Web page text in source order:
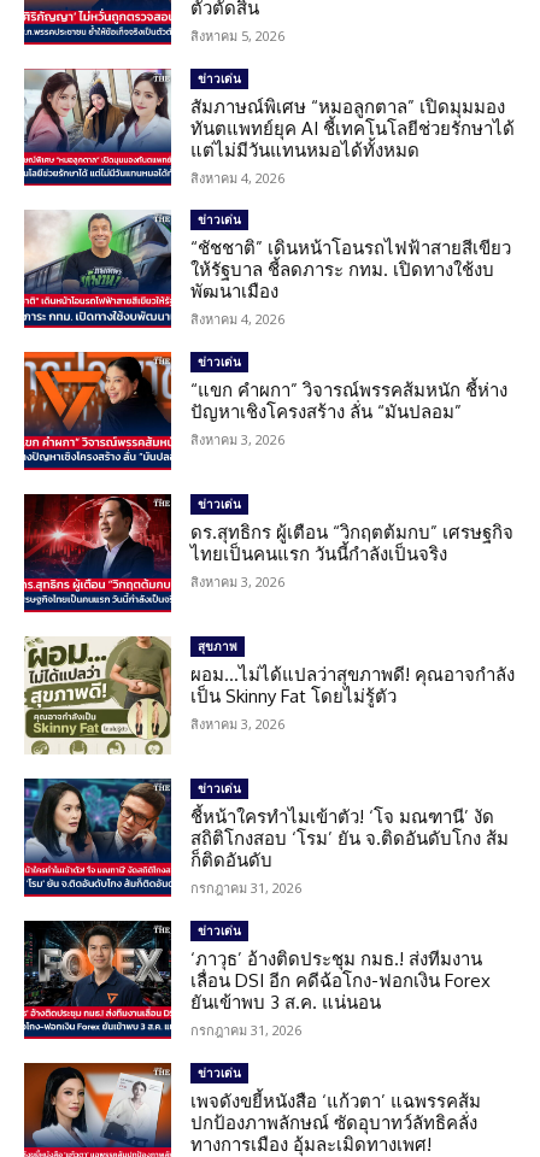
ตัวตัดสิน
สิงหาคม 5, 2026
ข่าวเด่น
สัมภาษณ์พิเศษ “หมอลูกตาล” เปิดมุมมอง
ทันตแพทย์ยุค AI ชี้เทคโนโลยีช่วยรักษาได้
แต่ไม่มีวันแทนหมอได้ทั้งหมด
สิงหาคม 4, 2026
ข่าวเด่น
“ชัชชาติ” เดินหน้าโอนรถไฟฟ้าสายสีเขียว
ให้รัฐบาล ชี้ลดภาระ กทม. เปิดทางใช้งบ
พัฒนาเมือง
สิงหาคม 4, 2026
ข่าวเด่น
“แขก คำผกา” วิจารณ์พรรคส้มหนัก ชี้ห่าง
ปัญหาเชิงโครงสร้าง ลั่น “มันปลอม”
สิงหาคม 3, 2026
ข่าวเด่น
ดร.สุทธิกร ผู้เตือน “วิกฤตต้มกบ” เศรษฐกิจ
ไทยเป็นคนแรก วันนี้กำลังเป็นจริง
สิงหาคม 3, 2026
สุขภาพ
ผอม…ไม่ได้แปลว่าสุขภาพดี! คุณอาจกำลัง
เป็น Skinny Fat โดยไม่รู้ตัว
สิงหาคม 3, 2026
ข่าวเด่น
ชี้หน้าใครทำไมเข้าตัว! ‘โจ มณฑานี’ งัด
สถิติโกงสอบ ‘โรม’ ยัน จ.ติดอันดับโกง ส้ม
ก็ติดอันดับ
กรกฎาคม 31, 2026
ข่าวเด่น
‘ภาวุธ’ อ้างติดประชุม กมธ.! ส่งทีมงาน
เลื่อน DSI อีก คดีฉ้อโกง-ฟอกเงิน Forex
ยันเข้าพบ 3 ส.ค. แน่นอน
กรกฎาคม 31, 2026
ข่าวเด่น
เพจดังขยี้หนังสือ ‘แก้วตา’ แฉพรรคส้ม
ปกป้องภาพลักษณ์ ซัดอุบาทว์ลัทธิคลั่ง
ทางการเมือง อุ้มละเมิดทางเพศ!